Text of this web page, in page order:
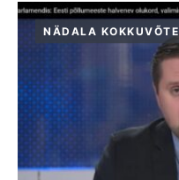
NÄDALA KOKKUVÕTE